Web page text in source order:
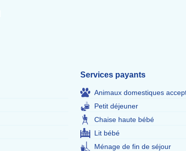
Services payants
Animaux domestiques
Petit déjeuner
Chaise haute bébé
Lit bébé
Ménage de fin de séjour